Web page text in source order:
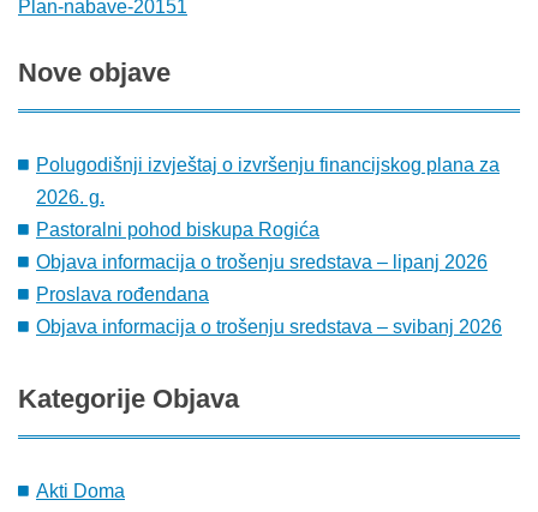
Plan-nabave-20151
Nove objave
Polugodišnji izvještaj o izvršenju financijskog plana za
2026. g.
Pastoralni pohod biskupa Rogića
Objava informacija o trošenju sredstava – lipanj 2026
Proslava rođendana
Objava informacija o trošenju sredstava – svibanj 2026
Kategorije Objava
Akti Doma